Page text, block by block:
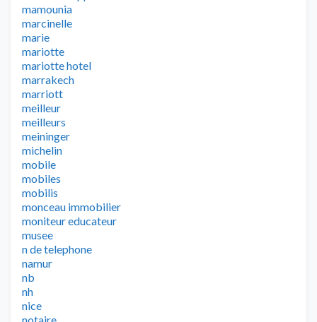
mamounia
marcinelle
marie
mariotte
mariotte hotel
marrakech
marriott
meilleur
meilleurs
meininger
michelin
mobile
mobiles
mobilis
monceau immobilier
moniteur educateur
musee
n de telephone
namur
nb
nh
nice